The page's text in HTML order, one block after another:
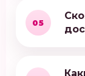
05